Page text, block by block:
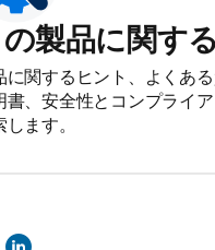
の製品に関す
に関するヒント、よくあ
書、安全性とコンプライ
します。